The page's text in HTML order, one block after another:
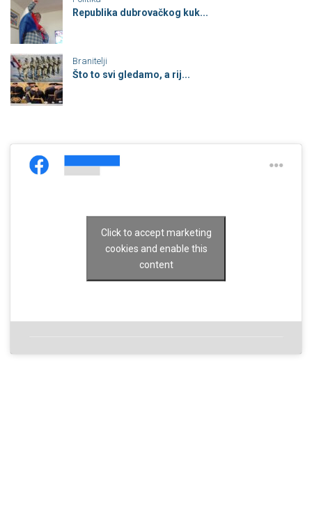
Republika dubrovačkog kuk...
Branitelji
Što to svi gledamo, a rij...
Click to accept marketing
cookies and enable this
content